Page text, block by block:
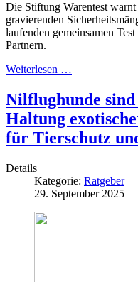
Die Stiftung Warentest
gravierenden
laufenden gemeinsamen
Partnern.
Weiterlesen …
Nilflughunde
Haltung
für Tierschutz
Details
Kategorie: Ratgeber
29. September 2025